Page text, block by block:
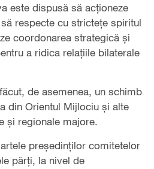
este dispusă să acționeze
respecte cu strictețe spiritul
coordonarea strategică și
a ridica relațiile bilaterale
de asemenea, un schimb
din Orientul Mijlociu și alte
și regionale majore.
președinților comitetelor
părți, la nivel de